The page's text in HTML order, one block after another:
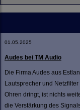
01.05.2025
Audes bei TM Audio
Die Firma Audes aus
Lautsprecher und
Ohren dringt, ist nichts
die Verstärkung des